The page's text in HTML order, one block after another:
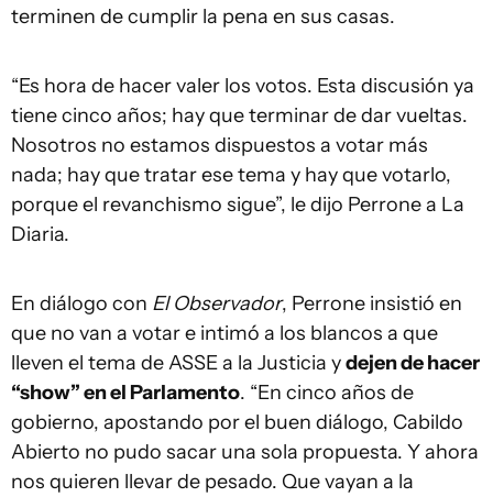
terminen de cumplir la pena en sus casas.
“Es hora de hacer valer los votos. Esta discusión ya
tiene cinco años; hay que terminar de dar vueltas.
Nosotros no estamos dispuestos a votar más
nada; hay que tratar ese tema y hay que votarlo,
porque el revanchismo sigue”, le dijo Perrone a La
Diaria.
En diálogo con El Observador, Perrone insistió en
que no van a votar e intimó a los blancos a que
lleven el tema de ASSE a la Justicia ydejen de hacer
“show” en el Parlamento. “En cinco años de
gobierno, apostando por el buen diálogo, Cabildo
Abierto no pudo sacar una sola propuesta. Y ahora
nos quieren llevar de pesado. Que vayan a la